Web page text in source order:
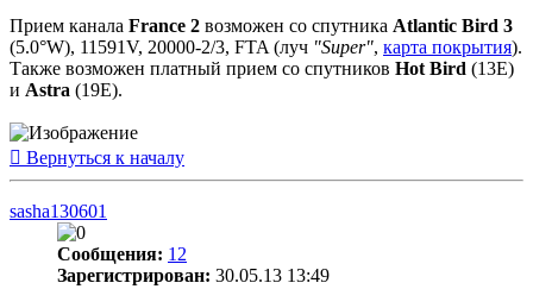
Прием канала France 2 возможен со спутника Atlantic Bird 3
(5.0°W), 11591V, 20000-2/3, FTA (луч "Super", карта покрытия).
Также возможен платный прием со спутников Hot Bird (13E)
и Astra (19E).
Вернуться к началу
sasha130601
Сообщения: 12
Зарегистрирован: 30.05.13 13:49